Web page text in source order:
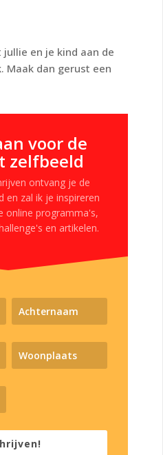
en je kind aan de
Maak dan gerust een
voor de
zelfbeeld
ontvang je de
en zal ik je inspireren
online programma's,
en artikelen.